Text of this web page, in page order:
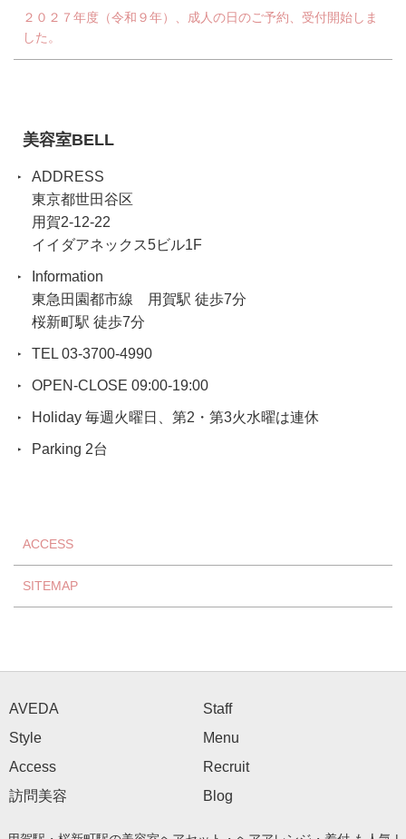
２０２７年度（令和９年）、成人の日のご予約、受付開始しま
した。
美容室BELL
ADDRESS
東京都世田谷区
用賀2-12-22
イイダアネックス5ビル1F
Information
東急田園都市線 用賀駅 徒歩7分
桜新町駅 徒歩7分
TEL 03-3700-4990
OPEN-CLOSE 09:00-19:00
Holiday 毎週火曜日、第2・第3火水曜は連休
Parking 2台
ACCESS
SITEMAP
AVEDA
Staff
Style
Menu
Access
Recruit
訪問美容
Blog